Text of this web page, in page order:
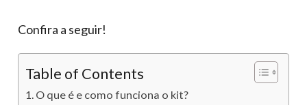
Confira a seguir!
Table of Contents
O que é e como funciona o kit?